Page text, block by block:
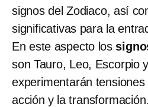
signos del Zodiaco, así
significativas para la
En este aspecto los
son Tauro, Leo, Escorpio
experimentarán
acción y la transformación.